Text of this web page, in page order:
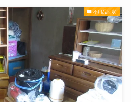
不用品回収